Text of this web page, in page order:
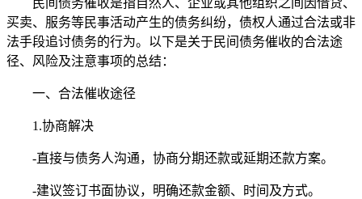
民间债务催收是指自然人、企业或其他组织之间因借贷、
买卖、服务等民事活动产生的债务纠纷，债权人通过合法或非
法手段追讨债务的行为。以下是关于民间债务催收的合法途
径、风险及注意事项的总结：
一、合法催收途径
1.协商解决
-直接与债务人沟通，协商分期还款或延期还款方案。
-建议签订书面协议，明确还款金额、时间及方式。